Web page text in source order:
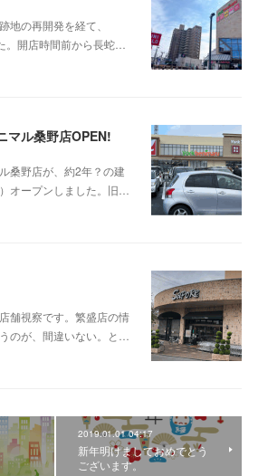
地の再開発を経て、
開店時間前から長蛇…
マル桑野店OPEN!
桑野店が、約2年？の建
オープンしました。旧…
舗視察です。繁盛店の情
のが、間違いない。と…
2019.01.01 04:17
新年明けましておめでとう
ございます。